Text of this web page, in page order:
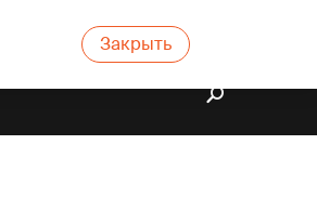
Закрыть